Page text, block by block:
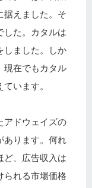
据えました。そ
した。カタルは
しました。しか
現在でもカタル
います。
アドウェイズの
あります。何れ
ど、広告収入は
られる市場価格